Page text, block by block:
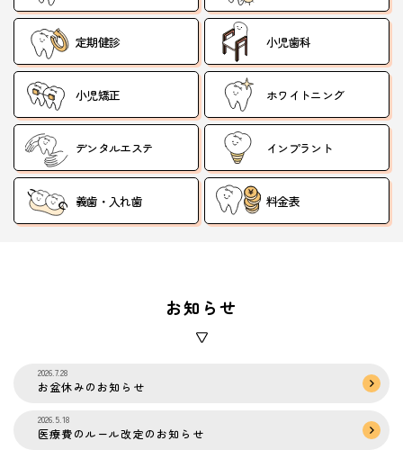
定期健診 小児歯科
小児矯正 ホワイトニング
デンタルエステ インプラント
義歯・入れ歯 料金表
お知らせ
2026.7.28
お盆休みのお知らせ
2026.5.18
医療費のルール改定のお知らせ